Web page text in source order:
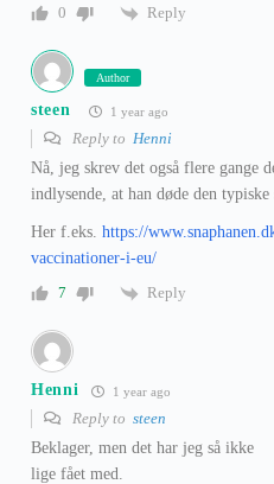
0 Reply
Author
steen 1 year ago
Reply to Henni
Nå, jeg skrev det også flere gange
indlysende, at han døde den typiske
Her f.eks. https://
vaccinationer-i-eu/
7
Reply
Henni 1 year ago
Reply to steen
Beklager, men det har jeg så ikke
lige fået med.